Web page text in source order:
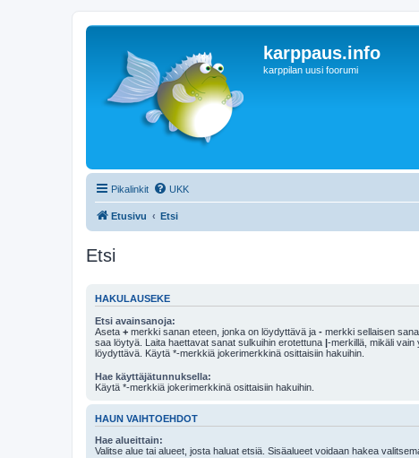
karppaus.info
karppilan uusi foorumi
Pikalinkit UKK
Etusivu Etsi
Etsi
HAKULAUSEKE
Etsi avainsanoja:
Aseta + merkki sanan eteen, jonka on löydyttävä ja - merkki sellaisen
saa löytyä. Laita haettavat sanat sulkuihin erotettuna |-merkillä, mikäli vain
löydyttävä. Käytä *-merkkiä jokerimerkkinä osittaisiin hakuihin.
Hae käyttäjätunnuksella:
Käytä *-merkkiä jokerimerkkinä osittaisiin hakuihin.
HAUN VAIHTOEHDOT
Hae alueittain:
Valitse alue tai alueet, josta haluat etsiä. Sisäalueet voidaan hakea